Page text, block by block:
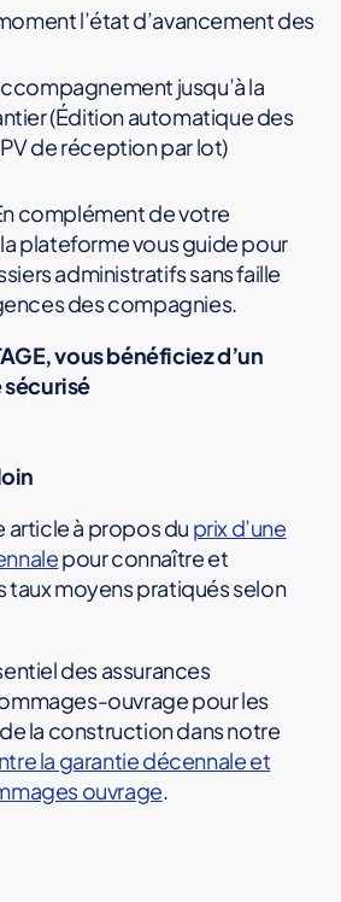
l’état d’avancement des
jusqu’à la
(Édition automatique des
de réception par lot)
complément de votre
plateforme vous guide pour
administratifs sans faille
des compagnies.
vous bénéficiez d’un
article à propos du prix d’une
pour connaître et
taux moyens pratiqués selon
des assurances
ouvrage pour les
la construction dans notre
la garantie décennale et
ouvrage.